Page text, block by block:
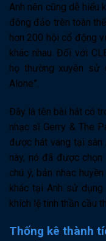
Anh nên cũng dễ hiểu
đông đảo trên toàn
hơn 200 hội cổ động
khác nhau. Đối với
họ thường xuyên sử
Alone”.
Đây là tên bài hát có
nhạc sĩ Gerry & The
được hát vang tại sân
này, nó đã được
chú ý, bản nhạc
khác tại Anh sử
khích lệ tinh thần cầu
Thống kê thành